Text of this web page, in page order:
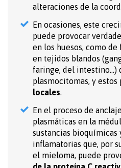
alteraciones de la
En ocasiones, este
puede provocar
en los huesos, como
en tejidos blandos
faringe, del intestino…)
plasmocitomas, y estos
locales.
En el proceso de
plasmáticas en la
sustancias bioquímicas
inflamatorias que, por
el mieloma, puede